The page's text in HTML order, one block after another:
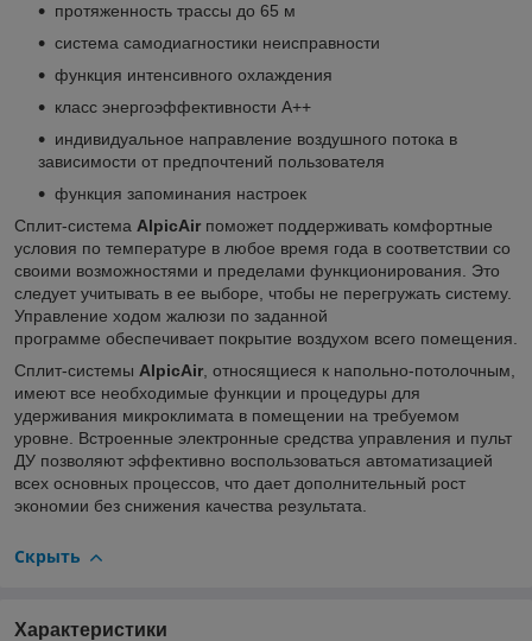
протяженность трассы до 65 м
система самодиагностики неисправности
функция интенсивного охлаждения
класс энергоэффективности А++
индивидуальное направление воздушного потока в
зависимости от предпочтений пользователя
функция запоминания настроек
Сплит-система AlpicAir поможет поддерживать комфортные
условия по температуре в любое время года в соответствии со
своими возможностями и пределами функционирования. Это
следует учитывать в ее выборе, чтобы не перегружать систему.
Управление ходом жалюзи по заданной
программе обеспечивает покрытие воздухом всего помещения.
Сплит-системы AlpicAir, относящиеся к напольно-потолочным,
имеют все необходимые функции и процедуры для
удерживания микроклимата в помещении на требуемом
уровне. Встроенные электронные средства управления и пульт
ДУ позволяют эффективно воспользоваться автоматизацией
всех основных процессов, что дает дополнительный рост
экономии без снижения качества результата.
Скрыть
Характеристики